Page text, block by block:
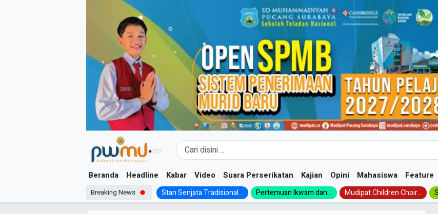
Beranda Headline Kabar Video Suara Perserikatan Kajian Opini Mahasiswa Feature
Breaking News Stan Senjata Tradisional... Pertemuan Ikwam dan... Mudipat Children Choir...